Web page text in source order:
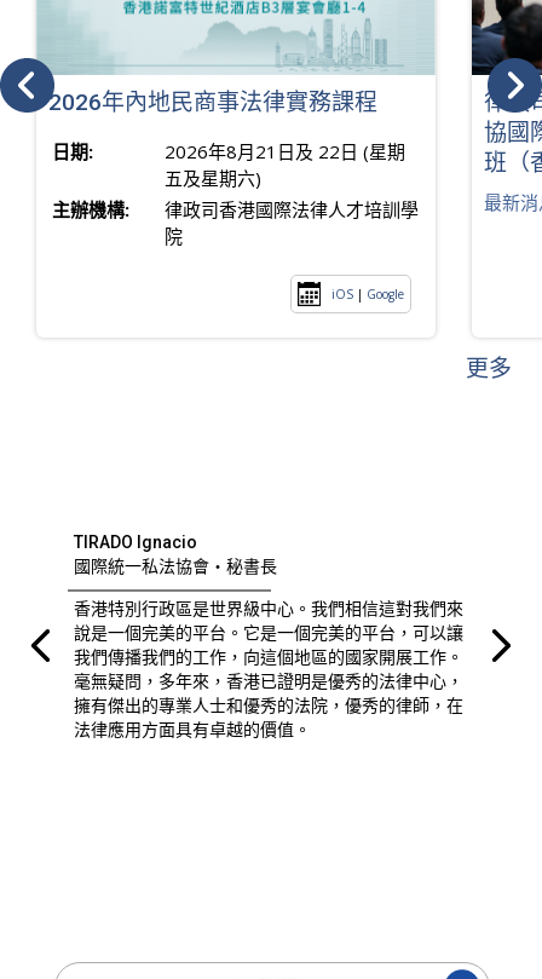
2026年內地民商事法律實務課程
日期:
2026年8月21日及 22日 (星期
五及星期六)
主辦機構:
律政司香港國際法律人才培訓學
院
iOS | Google
律政
協國
班（
最新
更多
TIRADO Ignacio
國際統一私法協會・秘書長
香港特別行政區是世界級中心。我們相信這對我們來
說是一個完美的平台。它是一個完美的平台，可以讓
我們傳播我們的工作，向這個地區的國家開展工作。
毫無疑問，多年來，香港已證明是優秀的法律中心，
擁有傑出的專業人士和優秀的法院，優秀的律師，在
法律應用方面具有卓越的價值。